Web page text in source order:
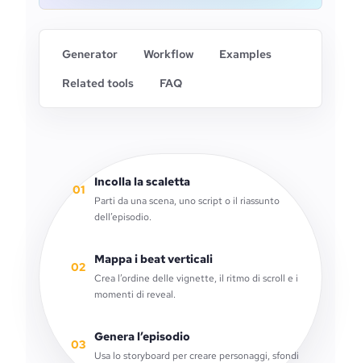
Generator Workflow
Examples
Related tools
FAQ
01
Incolla la scaletta
Parti da una scena, uno script o il riassunto
dell’episodio.
02
Mappa i beat verticali
Crea l’ordine delle vignette, il ritmo di scroll e i
momenti di reveal.
03
Genera l’episodio
Usa lo storyboard per creare personaggi, sfondi